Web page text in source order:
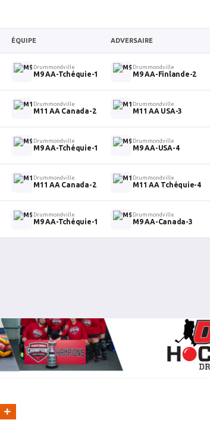
ÉQUIPE ADVERSAIRE
Drummondville
M9 AA-Tchéquie-1
Drummondville
M9 AA-Finlande-2
Drummondville
M11 AA Canada-2
Drummondville
M11 AA USA-3
Drummondville
M9 AA-Tchéquie-1
Drummondville
M9 AA-USA-4
Drummondville
M11 AA Canada-2
Drummondville
M11 AA Tchéquie-4
Drummondville
M9 AA-Tchéquie-1
Drummondville
M9 AA-Canada-3